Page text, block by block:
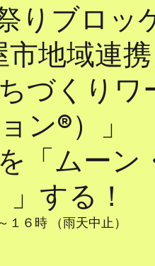
りブロッ
地域連携
づくりワ
ン®）」
「ムーン
する！
６時 （雨天中止）